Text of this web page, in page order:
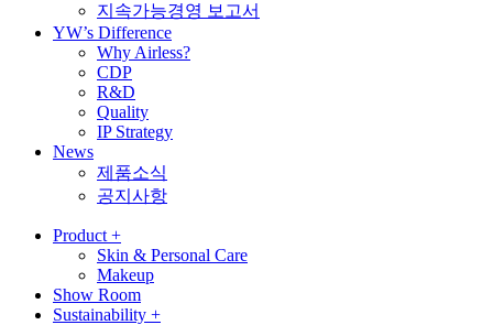
지속가능경영 보고서
YW’s Difference
Why Airless?
CDP
R&D
Quality
IP Strategy
News
제품소식
공지사항
Product +
Skin & Personal Care
Makeup
Show Room
Sustainability +